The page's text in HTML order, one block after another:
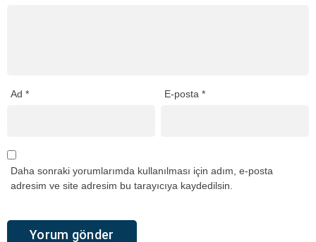
Ad * E-posta*
Daha sonraki yorumlarımda kullanılması için adım, e-posta
adresim ve site adresim bu tarayıcıya kaydedilsin.